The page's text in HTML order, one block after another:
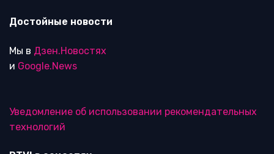
Достойные новости
Мы в Дзен.Новостях
и Google.News
Уведомление об использовании рекомендательных
технологий